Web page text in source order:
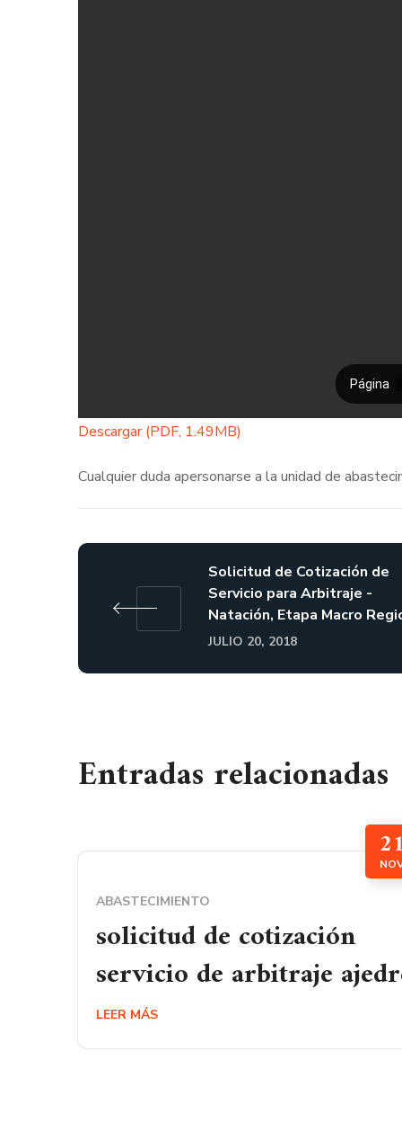
Descargar (PDF, 1.49MB)
Cualquier duda apersonarse a la unidad de
Solicitud de Cotización de
Servicio para Arbitraje -
Natación, Etapa Macro
JULIO 20, 2018
Entradas relacionadas
21
ABASTECIMIENTO
solicitud de cotización
servicio de arbitraje
LEER MÁS